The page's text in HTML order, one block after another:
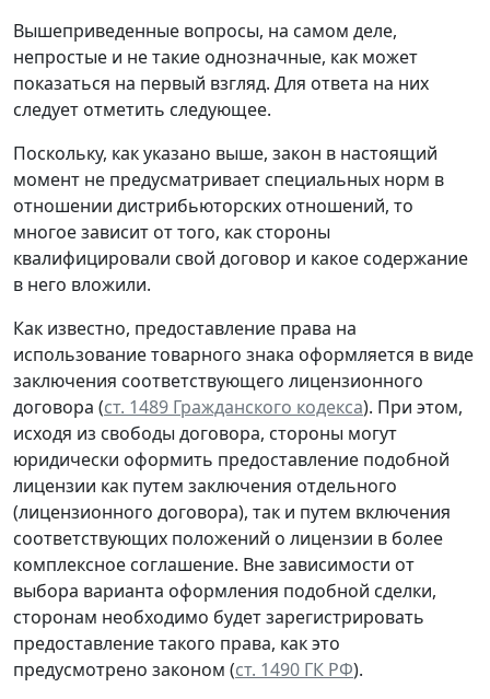
Вышеприведенные вопросы, на самом деле,
непростые и не такие однозначные, как может
показаться на первый взгляд. Для ответа на них
следует отметить следующее.
Поскольку, как указано выше, закон в настоящий
момент не предусматривает специальных норм в
отношении дистрибьюторских отношений, то
многое зависит от того, как стороны
квалифицировали свой договор и какое содержание
в него вложили.
Как известно, предоставление права на
использование товарного знака оформляется в виде
заключения соответствующего лицензионного
договора (ст. 1489 Гражданского кодекса). При этом,
исходя из свободы договора, стороны могут
юридически оформить предоставление подобной
лицензии как путем заключения отдельного
(лицензионного договора), так и путем включения
соответствующих положений о лицензии в более
комплексное соглашение. Вне зависимости от
выбора варианта оформления подобной сделки,
сторонам необходимо будет зарегистрировать
предоставление такого права, как это
предусмотрено законом (ст. 1490 ГК РФ).